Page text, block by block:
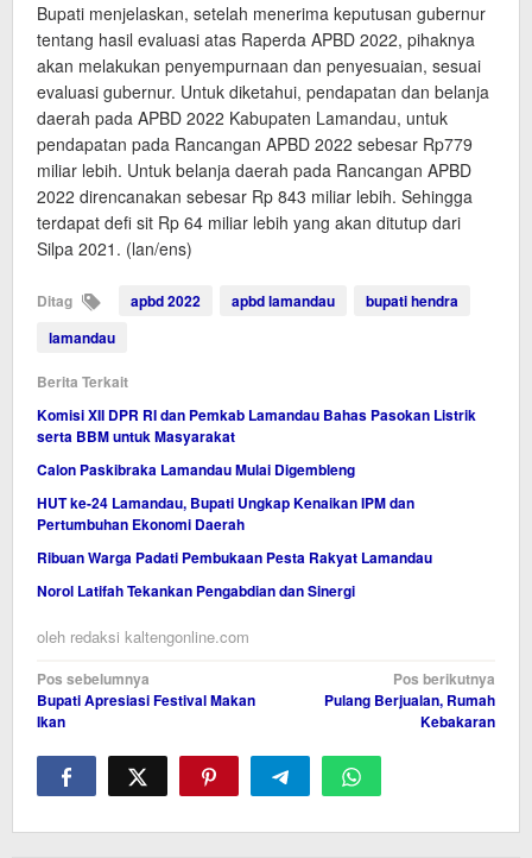
Bupati menjelaskan, setelah menerima keputusan gubernur
tentang hasil evaluasi atas Raperda APBD 2022, pihaknya
akan melakukan penyempurnaan dan penyesuaian, sesuai
evaluasi gubernur. Untuk diketahui, pendapatan dan belanja
daerah pada APBD 2022 Kabupaten Lamandau, untuk
pendapatan pada Rancangan APBD 2022 sebesar Rp779
miliar lebih. Untuk belanja daerah pada Rancangan APBD
2022 direncanakan sebesar Rp 843 miliar lebih. Sehingga
terdapat defi sit Rp 64 miliar lebih yang akan ditutup dari
Silpa 2021. (lan/ens)
Ditag apbd 2022 apbd lamandau
bupati hendra
lamandau
Berita Terkait
Komisi XII DPR RI dan Pemkab Lamandau Bahas Pasokan Listrik
serta BBM untuk Masyarakat
Calon Paskibraka Lamandau Mulai Digembleng
HUT ke-24 Lamandau, Bupati Ungkap Kenaikan IPM dan
Pertumbuhan Ekonomi Daerah
Ribuan Warga Padati Pembukaan Pesta Rakyat Lamandau
Norol Latifah Tekankan Pengabdian dan Sinergi
oleh redaksi kaltengonline.com
Navigasi
pos
Pos sebelumnya
Bupati Apresiasi Festival Makan
Ikan
Pos berikutnya
Pulang Berjualan, Rumah
Kebakaran